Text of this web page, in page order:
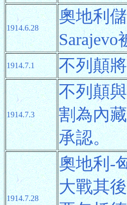
1914.6.28
奧地利
1914.7.1 不列顛
1914.7.3
不列顛
割為內
承認。
1914.7.28
奧地利-
大戰其